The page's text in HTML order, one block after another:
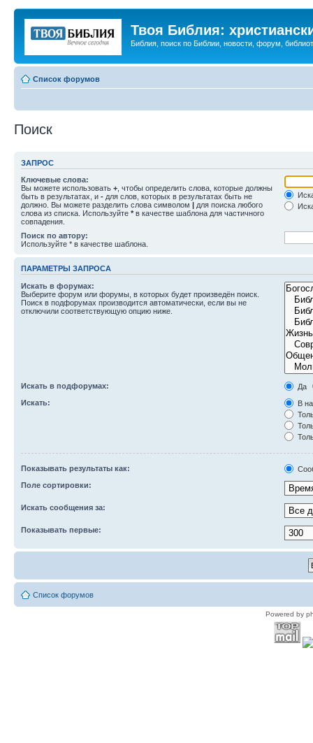
Твоя Библия:
Библия, поиск по Библии, новости, форум,
Список форумов
Поиск
ЗАПРОС
Ключевые слова:
Вы можете использовать + , чтобы определить слова, которые должны
быть в результатах, и - для слов, которых в результатах быть не
должно. Вы можете разделить слова символом | для поиска любого
слова из списка. Используйте * в качестве шаблона для частичного
совпадения.
Поиск по автору:
Используйте * в качестве шаблона.
ПАРАМЕТРЫ ЗАПРОСА
Искать в форумах:
Выберите форум или форумы, в которых будет произведён поиск.
Поиск в подфорумах производится автоматически, если вы не
отключили соответствующую опцию ниже.
Искать в подфорумах:
Да
Искать:
В
Показывать результаты как:
Поле сортировки:
Искать сообщения за:
Показывать первые:
Список форумов
Powered by